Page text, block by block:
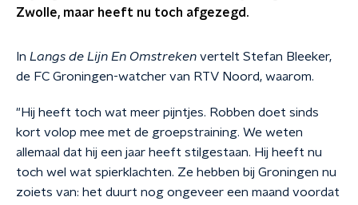
Zwolle, maar heeft nu toch afgezegd.
In Langs de Lijn En Omstreken vertelt Stefan Bleeker,
de FC Groningen-watcher van RTV Noord, waarom.
"Hij heeft toch wat meer pijntjes. Robben doet sinds
kort volop mee met de groepstraining. We weten
allemaal dat hij een jaar heeft stilgestaan. Hij heeft nu
toch wel wat spierklachten. Ze hebben bij Groningen nu
zoiets van: het duurt nog ongeveer een maand voordat